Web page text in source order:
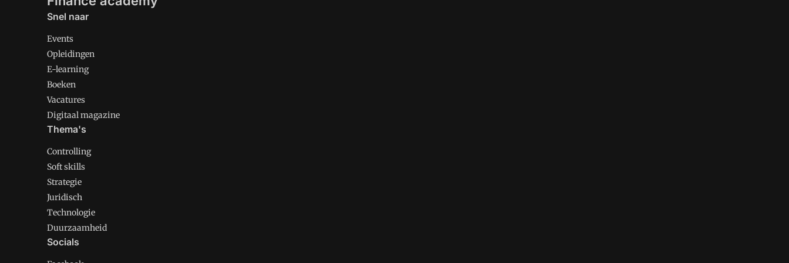
Snel naar
Events
Opleidingen
E-learning
Boeken
Vacatures
Digitaal magazine
Thema's
Controlling
Soft skills
Strategie
Juridisch
Technologie
Duurzaamheid
Socials